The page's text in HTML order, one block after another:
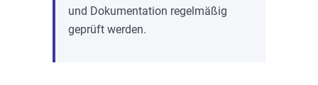
und Dokumentation regelmäßig
geprüft werden.